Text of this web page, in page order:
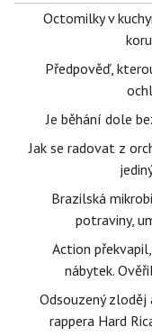
Octomilky v
Předpověď,
Je běhání dole
Jak se radovat z
Brazilská
potraviny,
Action
nábytek.
Odsouzený zloděj
rappera Hard